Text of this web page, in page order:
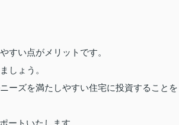
すい点がメリットです。
しょう。
ーズを満たしやすい住宅に投資することを